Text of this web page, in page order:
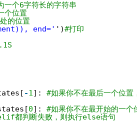
一个6字符长的字符串
个位置
的位置
end=' ')#打印
-1]: #如果你不在最后一个位置
0]: #如果你不在最开始的一
都判断失败，则执行else语句